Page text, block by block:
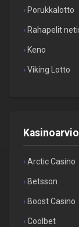
Porukkalotto
Rahapelit
Keno
Viking Lotto
Arctic Casino
Betsson
Boost Casino
Coolbet